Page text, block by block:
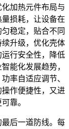
加热元件布局与
损耗，让设备在
稳定，贴合不同
升级，优化壳体
行安全性，降低
能化发展趋势，
率自适应调节、
作便捷性，又进
靠。
后一道防线。每